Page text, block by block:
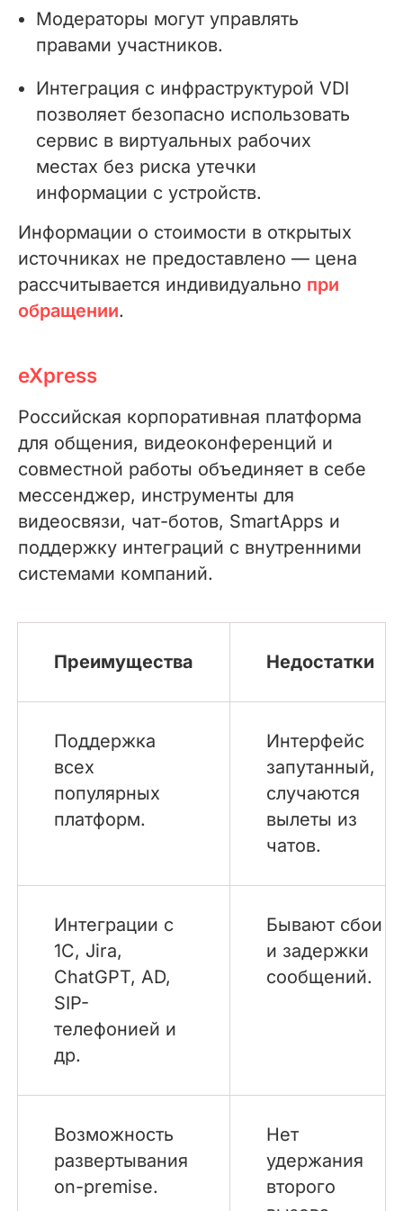
Модераторы могут управлять
правами участников.
Интеграция с инфраструктурой VDI
позволяет безопасно использовать
сервис в виртуальных рабочих
местах без риска утечки
информации с устройств.
Информации о стоимости в открытых
источниках не предоставлено — цена
рассчитывается индивидуально при
обращении.
eXpress
Российская корпоративная платформа
для общения, видеоконференций и
совместной работы объединяет в себе
мессенджер, инструменты для
видеосвязи, чат-ботов, SmartApps и
поддержку интеграций с внутренними
системами компаний.
Преимущества Недостатки
Поддержка
всех
популярных
платформ.
Интерфейс
запутанный,
случаются
вылеты из
чатов.
Интеграции с
1С, Jira,
ChatGPT, AD,
SIP-
телефонией и
др.
Бывают сбои
и задержки
сообщений.
Возможность
развертывания
on-premise.
Нет
удержания
второго